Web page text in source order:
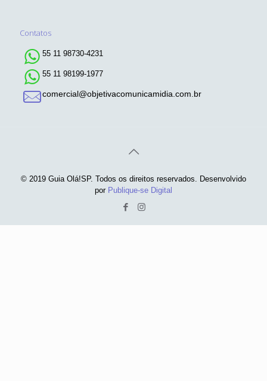
Contatos
55 11 98730-4231
55 11 98199-1977
comercial@objetivacomunicamidia.com.br
© 2019 Guia Olá!SP. Todos os direitos reservados. Desenvolvido
por Publique-se Digital